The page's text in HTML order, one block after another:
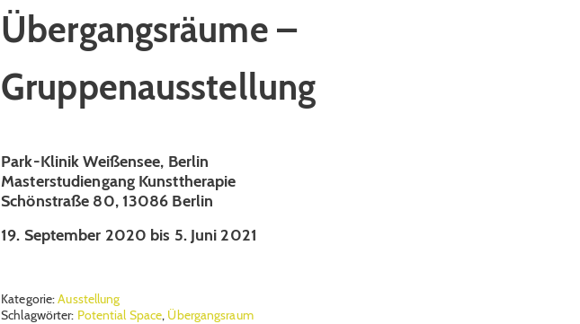
Übergangsräume –
Gruppenausstellung
Park-Klinik Weißensee, Berlin
Masterstudiengang Kunsttherapie
Schönstraße 80, 13086 Berlin
19. September 2020 bis 5. Juni 2021
Kategorie:Ausstellung
Schlagwörter: Potential Space, Übergangsraum